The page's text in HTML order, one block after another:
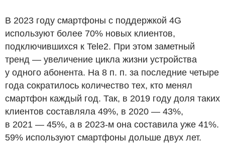
В 2023 году смартфоны с поддержкой 4G
используют более 70% новых клиентов,
подключившихся к Tele2. При этом заметный
тренд — увеличение цикла жизни устройства
у одного абонента. На 8 п. п. за последние четыре
года сократилось количество тех, кто менял
смартфон каждый год. Так, в 2019 году доля таких
клиентов составляла 49%, в 2020 — 43%,
в 2021 — 45%, а в 2023-м она составила уже 41%.
59% используют смартфоны дольше двух лет.